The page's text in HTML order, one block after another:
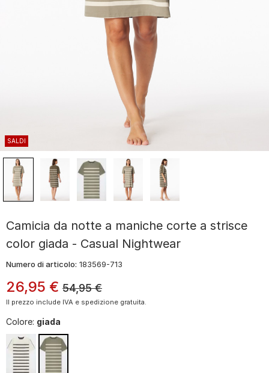
SALDI
Camicia da notte a maniche corte a strisce
color giada - Casual Nightwear
Numero di articolo: 183569-713
26,95 € 54,95 €
Il prezzo include IVA e spedizione gratuita.
Colore: giada